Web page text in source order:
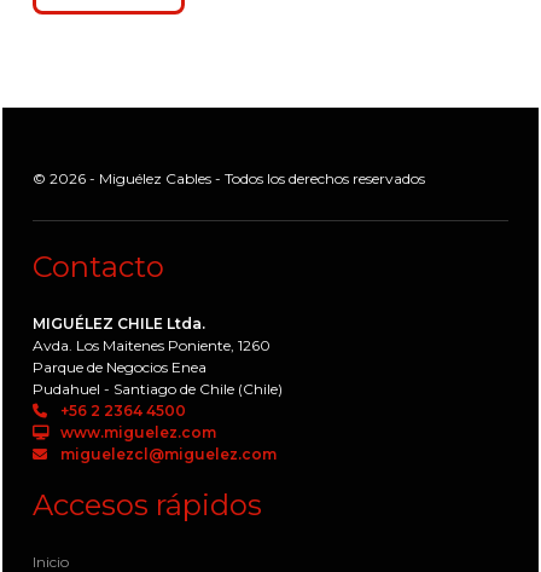
© 2026 - Miguélez Cables - Todos los derechos reservados
Contacto
MIGUÉLEZ CHILE Ltda.
Avda. Los Maitenes Poniente, 1260
Parque de Negocios Enea
Pudahuel - Santiago de Chile (Chile)
+56 2 2364 4500
www.miguelez.com
miguelezcl@miguelez.com
Accesos rápidos
Inicio